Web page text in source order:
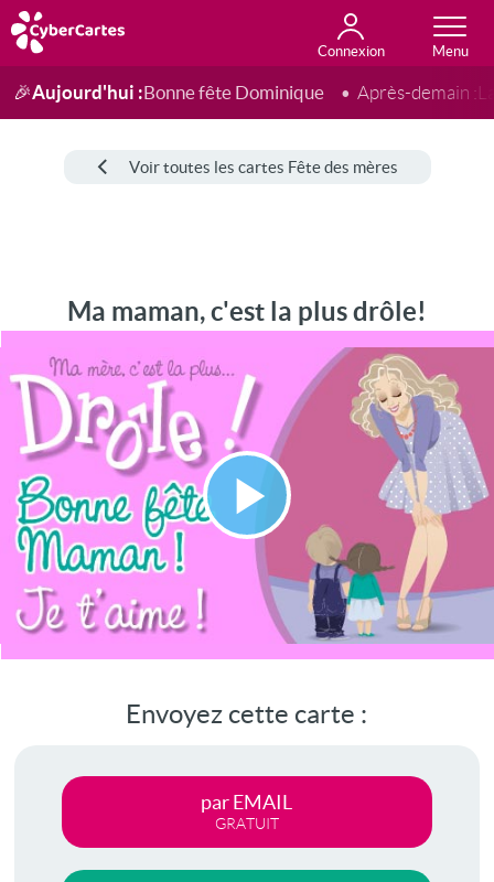
Connexion
Anniversaire
Fête du jour
Amour
Amitié
Merci
Toutes les cartes
🎉Aujourd'hui :Bonne fête Dominique Après-demain :
Voir toutes les cartes Fête des mères
Ma maman, c'est la plus drôle!
Lire
la
vidéo
Envoyez cette carte :
par EMAIL
GRATUIT